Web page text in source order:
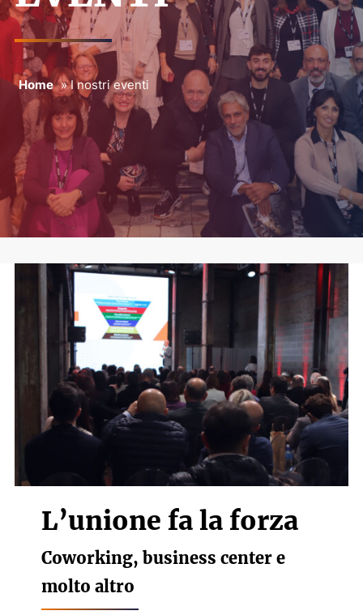
Home »I nostri eventi
L’unione fa la forza
Coworking, business center e
molto altro